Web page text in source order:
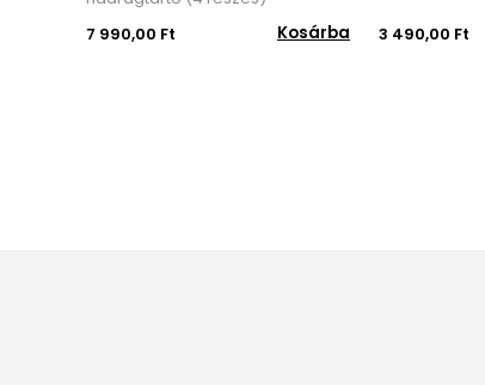
3 490,00 Ft Kosárba 3 490,00 Ft